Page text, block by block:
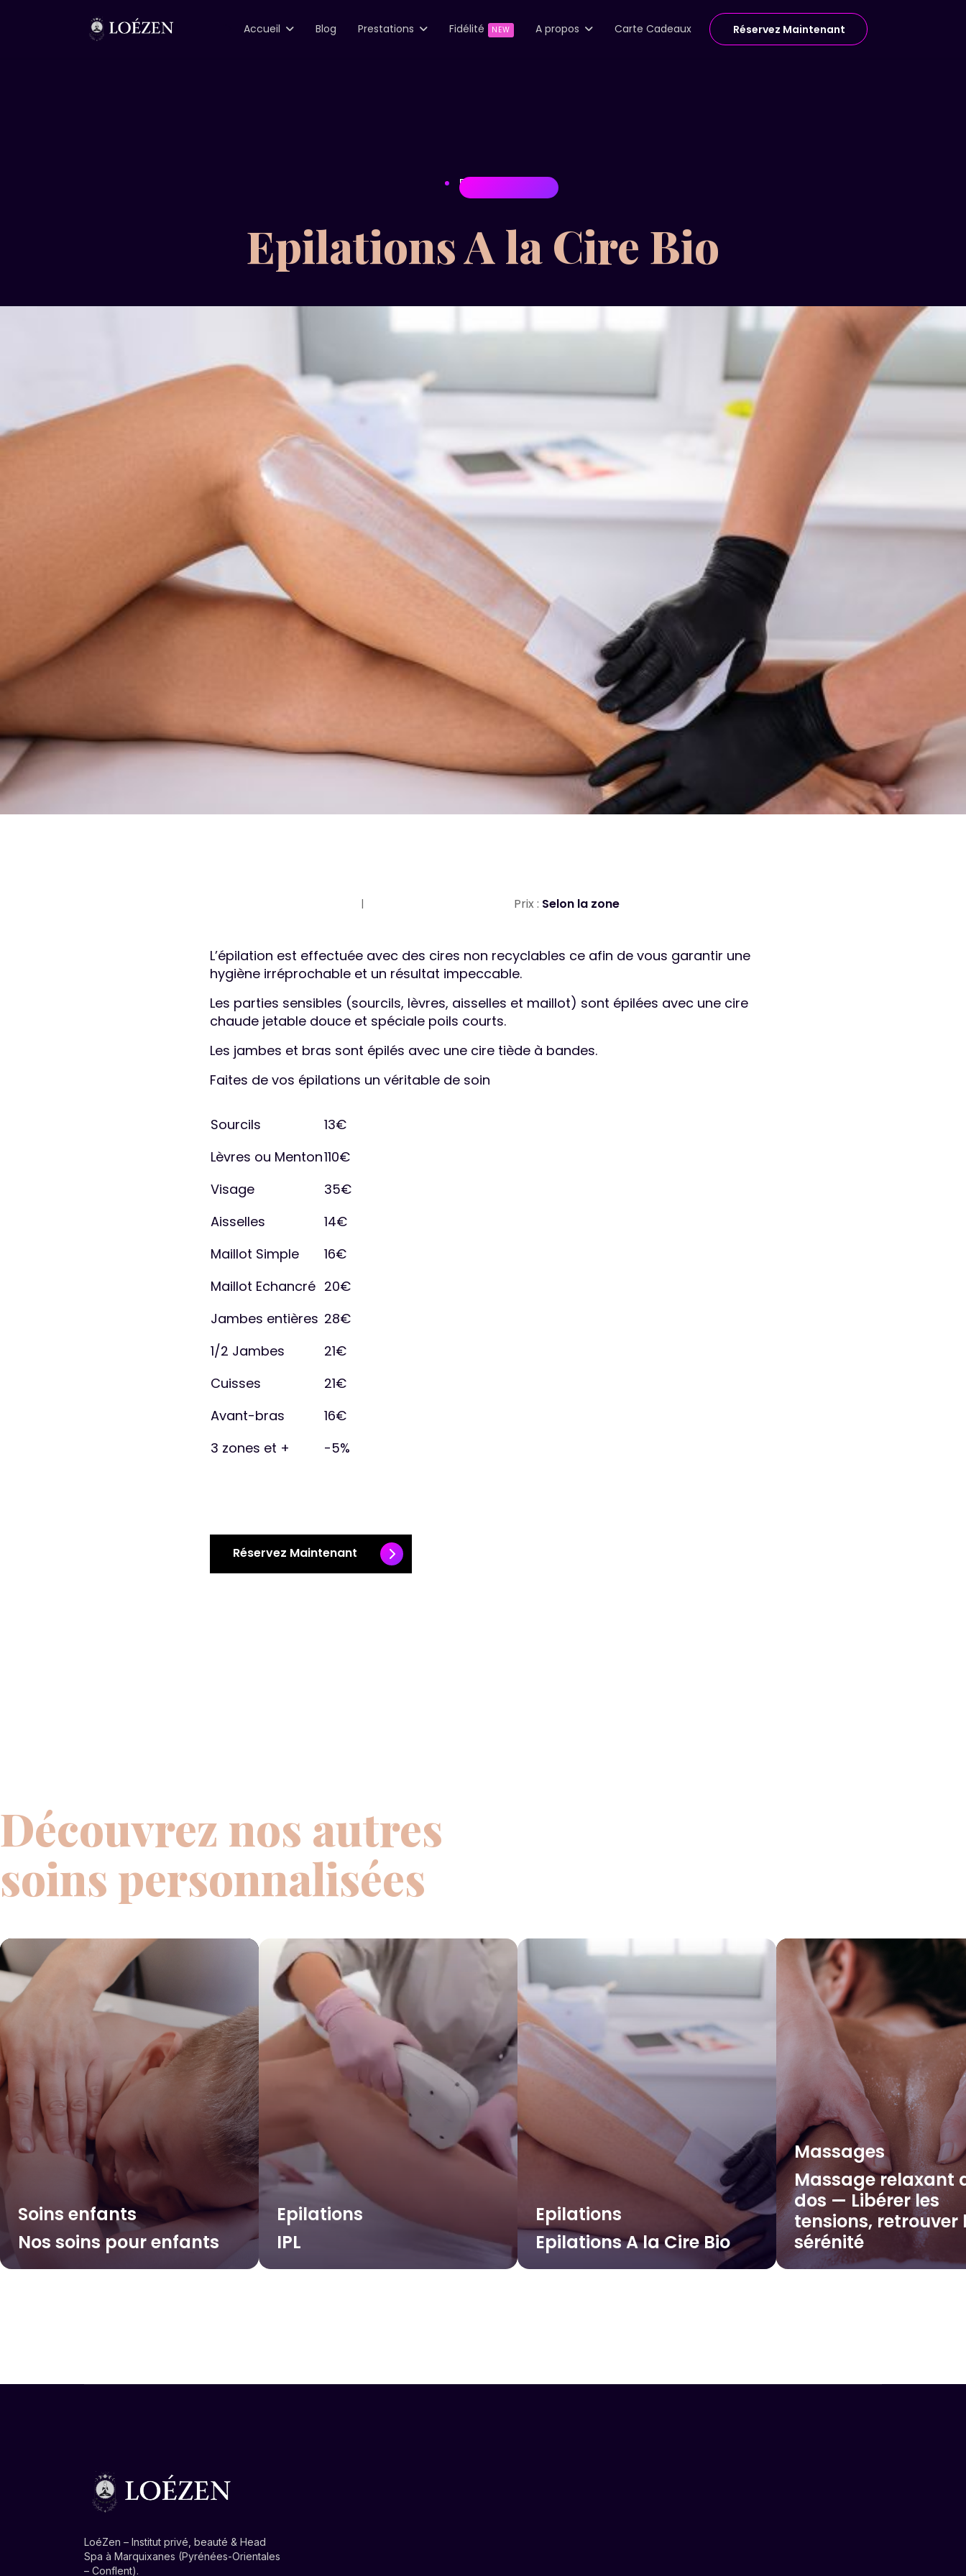
Accueil Blog Prestations Fidélité NEW A propos Carte Cadeaux Réservez Maintenant
EPILATIONS
Epilations A la Cire Bio
Prix : Selon la zone
L’épilation est effectuée avec des cires non recyclables ce afin de vous garantir une
hygiène irréprochable et un résultat impeccable.
Les parties sensibles (sourcils, lèvres, aisselles et maillot) sont épilées avec une cire
chaude jetable douce et spéciale poils courts.
Les jambes et bras sont épilés avec une cire tiède à bandes.
Faites de vos épilations un véritable de soin
Sourcils
13€
Lèvres ou Menton110€
Visage
35€
Aisselles
14€
Maillot Simple
16€
Maillot Echancré 20€
Jambes entières 28€
1/2 Jambes
21€
Cuisses
21€
Avant-bras
16€
3 zones et +
-5%
Réservez Maintenant
Découvrez nos autres
soins personnalisées
Soins enfants
Nos soins pour enfants
Epilations
IPL
Epilations
Epilations A la Cire Bio
Massages
Massage relaxant
dos — Libérer les
tensions, retrouver
sérénité
LoéZen – Institut privé, beauté & Head
Spa à Marquixanes (Pyrénées-Orientales
– Conflent).